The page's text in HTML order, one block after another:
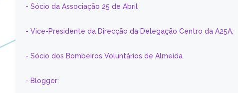
- Sócio da Associação 25 de Abril
- Vice-Presidente da Direcção da Delegação Centro da A25A;
- Sócio dos Bombeiros Voluntários de Almeida
- Blogger: